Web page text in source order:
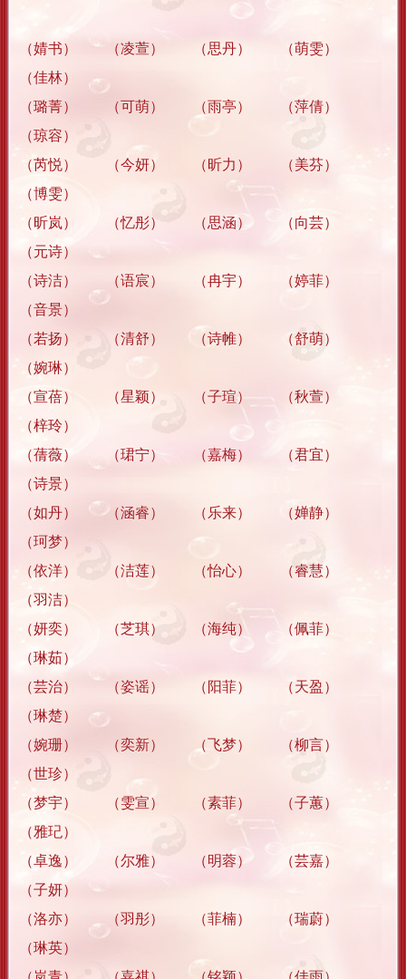
（婧书） （凌萱） （思丹） （萌雯）
（佳林）
（璐菁） （可萌） （雨亭） （萍倩）
（琼容）
（芮悦） （今妍） （昕力） （美芬）
（博雯）
（昕岚） （忆彤） （思涵） （向芸）
（元诗）
（诗洁） （语宸） （冉宇） （婷菲）
（音景）
（若扬） （清舒） （诗帷） （舒萌）
（婉琳）
（宣蓓） （星颖） （子瑄） （秋萱）
（梓玲）
（蒨薇） （珺宁） （嘉梅） （君宜）
（诗景）
（如丹） （涵睿） （乐来） （婵静）
（珂梦）
（依洋） （洁莲） （怡心） （睿慧）
（羽洁）
（妍奕） （芝琪） （海纯） （佩菲）
（琳茹）
（芸治） （姿谣） （阳菲） （天盈）
（琳楚）
（婉珊） （奕新） （飞梦） （柳言）
（世珍）
（梦宇） （雯宣） （素菲） （子蕙）
（雅玘）
（卓逸） （尔雅） （明蓉） （芸嘉）
（子妍）
（洛亦） （羽彤） （菲楠） （瑞蔚）
（琳英）